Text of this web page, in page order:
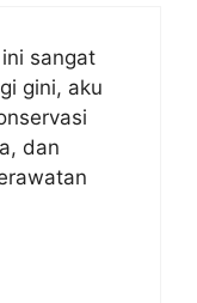
sangat
gini, aku
dan